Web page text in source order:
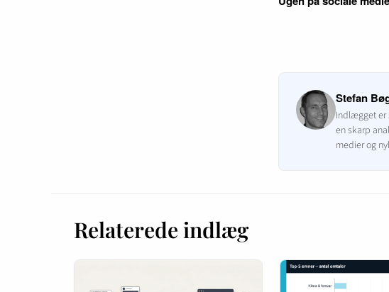
Stefan
Indlægget er
en skarp
medier og
Relaterede indlæg